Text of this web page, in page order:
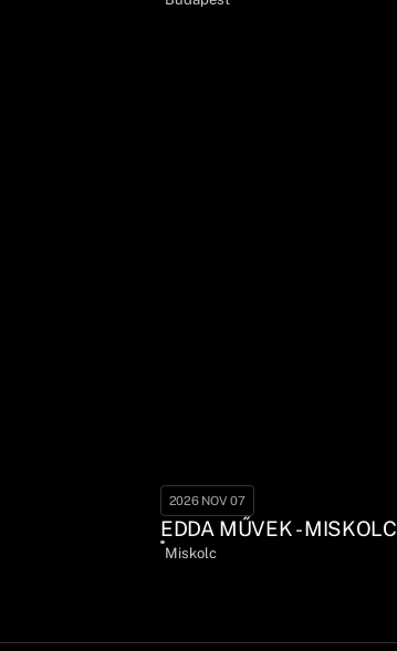
2026 NOV 07
EDDA MŰVEK - MISKOLC
Miskolc